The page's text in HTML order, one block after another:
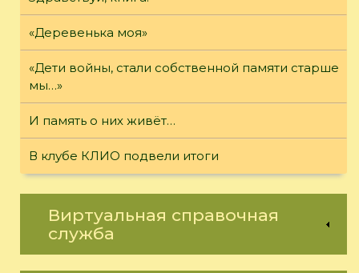
«Деревенька моя»
«Дети войны, стали собственной памяти старше
мы…»
И память о них живёт…
В клубе КЛИО подвели итоги
Виртуальная справочная
служба